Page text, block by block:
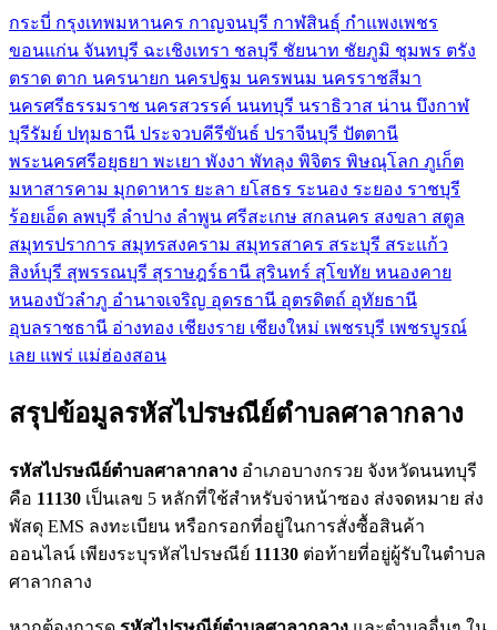
กระบี่ กรุงเทพมหานคร กาญจนบุรี กาฬสินธุ์ กำแพงเพชร
ขอนแก่น จันทบุรี ฉะเชิงเทรา ชลบุรี ชัยนาท ชัยภูมิ ชุมพร ตรัง
ตราด ตาก นครนายก นครปฐม นครพนม นครราชสีมา
นครศรีธรรมราช นครสวรรค์ นนทบุรี นราธิวาส น่าน บึงกาฬ
บุรีรัมย์ ปทุมธานี ประจวบคีรีขันธ์ ปราจีนบุรี ปัตตานี
พระนครศรีอยุธยา พะเยา พังงา พัทลุง พิจิตร พิษณุโลก ภูเก็ต
มหาสารคาม มุกดาหาร ยะลา ยโสธร ระนอง ระยอง ราชบุรี
ร้อยเอ็ด ลพบุรี ลำปาง ลำพูน ศรีสะเกษ สกลนคร สงขลา สตูล
สมุทรปราการ สมุทรสงคราม สมุทรสาคร สระบุรี สระแก้ว
สิงห์บุรี สุพรรณบุรี สุราษฎร์ธานี สุรินทร์ สุโขทัย หนองคาย
หนองบัวลำภู อำนาจเจริญ อุดรธานี อุตรดิตถ์ อุทัยธานี
อุบลราชธานี อ่างทอง เชียงราย เชียงใหม่ เพชรบุรี เพชรบูรณ์
เลย แพร่ แม่ฮ่องสอน
สรุปข้อมูลรหัสไปรษณีย์ตำบลศาลากลาง
รหัสไปรษณีย์ตำบลศาลากลาง อำเภอบางกรวย จังหวัดนนทบุรี
คือ 11130 เป็นเลข 5 หลักที่ใช้สำหรับจ่าหน้าซอง ส่งจดหมาย ส่ง
พัสดุ EMS ลงทะเบียน หรือกรอกที่อยู่ในการสั่งซื้อสินค้า
ออนไลน์ เพียงระบุรหัสไปรษณีย์ 11130 ต่อท้ายที่อยู่ผู้รับในตำบล
ศาลากลาง